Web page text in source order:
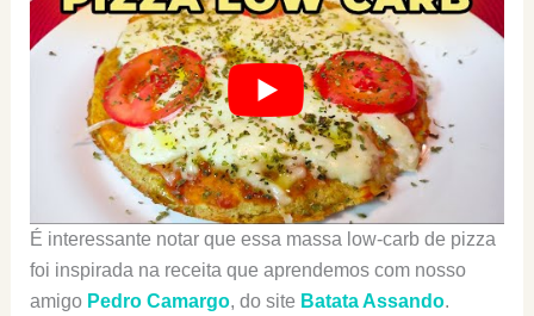
É interessante notar que essa massa low-carb de pizza
foi inspirada na receita que aprendemos com nosso
amigo Pedro Camargo, do site Batata Assando.